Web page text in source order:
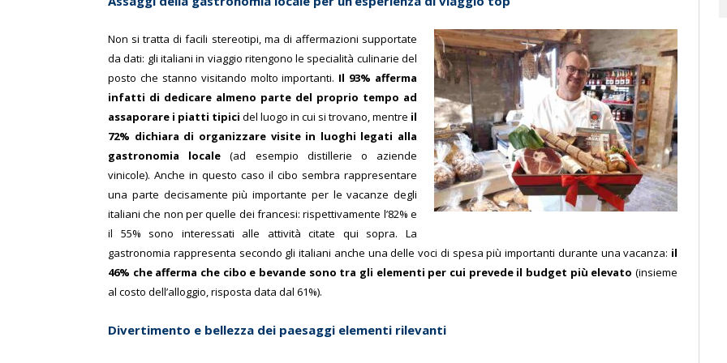
Non si tratta di facili stereotipi, ma di affermazioni supportate
da dati: gli italiani in viaggio ritengono le specialità culinarie del
posto che stanno visitando molto importanti. Il 93% afferma
infatti di dedicare almeno parte del proprio tempo ad
assaporare i piatti tipici del luogo in cui si trovano, mentre il
72% dichiara di organizzare visite in luoghi legati alla
gastronomia locale(ad esempio distillerie o aziende
vinicole). Anche in questo caso il cibo sembra rappresentare
una parte decisamente più importante per le vacanze degli
italiani che non per quelle dei francesi: rispettivamente l’82% e
il 55% sono interessati alle attività citate qui sopra. La
gastronomia rappresenta secondo gli italiani anche una delle voci di spesa più importanti durante una vacanza: il
46% che afferma che cibo e bevande sono tra gli elementi per cui prevede il budget più elevato (insieme
al costo dell’alloggio, risposta data dal 61%).
Divertimento e bellezza dei paesaggi elementi rilevanti